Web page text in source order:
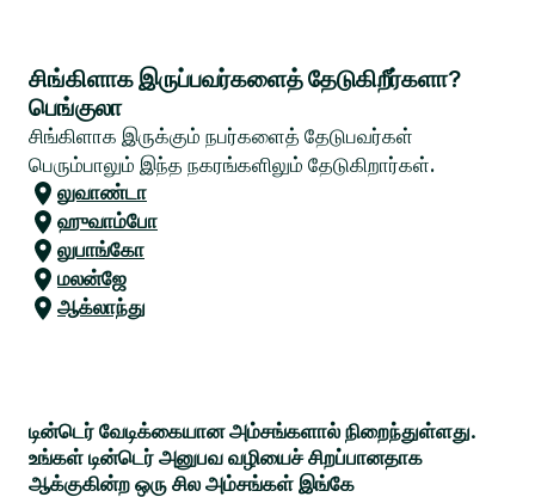
சிங்கிளாக இருப்பவர்களைத் தேடுகிறீர்களா?
பெங்குலா
சிங்கிளாக இருக்கும் நபர்களைத் தேடுபவர்கள்
பெரும்பாலும் இந்த நகரங்களிலும் தேடுகிறார்கள்.
லுவாண்டா
ஹுவாம்போ
லுபாங்கோ
மலன்ஜே
ஆக்லாந்து
டின்டெர் வேடிக்கையான அம்சங்களால் நிறைந்துள்ளது.
உங்கள் டின்டெர் அனுபவ வழியைச் சிறப்பானதாக
ஆக்குகின்ற ஒரு சில அம்சங்கள் இங்கே